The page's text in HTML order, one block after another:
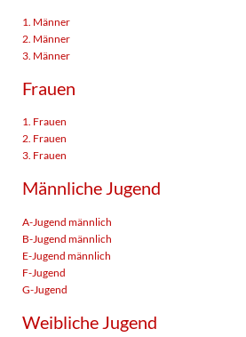
1. Männer
2. Männer
3. Männer
Frauen
1. Frauen
2. Frauen
3. Frauen
Männliche Jugend
A-Jugend männlich
B-Jugend männlich
E-Jugend männlich
F-Jugend
G-Jugend
Weibliche Jugend